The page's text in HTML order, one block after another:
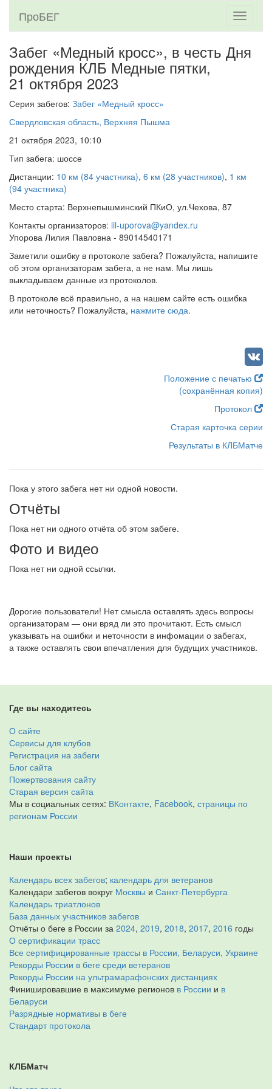
Toggle
ПроБЕГ
Забег «Медный кросс», в честь Дня
рождения КЛБ Медные пятки,
21 октября 2023
Серия забегов: Забег «Медный кросс»
Свердловская область, Верхняя Пышма
21 октября 2023, 10:10
Тип забега: шоссе
Дистанции: 10 км (84 участника), 6 км (28 участников), 1 км
(94 участника)
Место старта: Верхнепышминский ПКиО, ул.Чехова, 87
Контакты организаторов: lil-uporova@yandex.ru
Упорова Лилия Павловна - 89014540171
Заметили ошибку в протоколе забега? Пожалуйста, напишите
об этом организаторам забега, а не нам. Мы лишь
выкладываем данные из протоколов.
В протоколе всё правильно, а на нашем сайте есть ошибка
или неточность? Пожалуйста, нажмите сюда.
Положение с печатью
(сохранённая копия)
Протокол
Старая карточка серии
Результаты в КЛБМатче
Пока у этого забега нет ни одной новости.
Отчёты
Пока нет ни одного отчёта об этом забеге.
Фото и видео
Пока нет ни одной ссылки.
Дорогие пользователи! Нет смысла оставлять здесь вопросы
организаторам — они вряд ли это прочитают. Есть смысл
указывать на ошибки и неточности в инфомации о забегах,
а также оставлять свои впечатления для будущих участников.
Где вы находитесь
О сайте
Сервисы для клубов
Регистрация на забеги
Блог сайта
Пожертвования сайту
Старая версия сайта
Мы в социальных сетях: ВКонтакте, Facebook, страницы по
регионам России
Наши проекты
Календарь всех забегов; календарь для ветеранов
Календари забегов вокруг Москвы и Санкт-Петербурга
Календарь триатлонов
База данных участников забегов
Отчёты о беге в России за 2024, 2019, 2018, 2017, 2016 годы
О сертификации трасс
Все сертифицированные трассы в России, Беларуси, Украине
Рекорды России в беге среди ветеранов
Рекорды России на ультрамарафонских дистанциях
Финишировавшие в максимуме регионов в России и в
Беларуси
Разрядные нормативы в беге
Стандарт протокола
КЛБМатч